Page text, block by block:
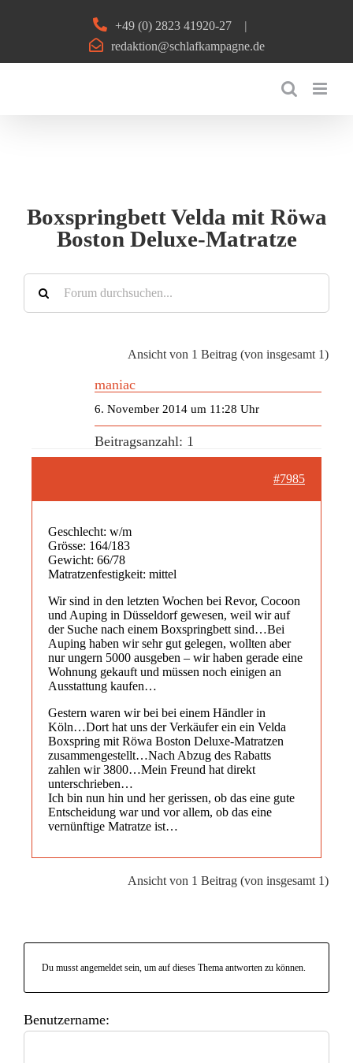
+49 (0) 2823 41920-27
|
redaktion@schlafkampagne.de
Boxspringbett Velda mit Röwa
Boston Deluxe-Matratze
Ansicht von 1 Beitrag (von insgesamt 1)
maniac
6. November 2014 um 11:28 Uhr
Beitragsanzahl: 1
#7985
Geschlecht: w/m
Grösse: 164/183
Gewicht: 66/78
Matratzenfestigkeit: mittel
Wir sind in den letzten Wochen bei Revor, Cocoon
und Auping in Düsseldorf gewesen, weil wir auf
der Suche nach einem Boxspringbett sind…Bei
Auping haben wir sehr gut gelegen, wollten aber
nur ungern 5000 ausgeben – wir haben gerade eine
Wohnung gekauft und müssen noch einigen an
Ausstattung kaufen…
Gestern waren wir bei bei einem Händler in
Köln…Dort hat uns der Verkäufer ein ein Velda
Boxspring mit Röwa Boston Deluxe-Matratzen
zusammengestellt…Nach Abzug des Rabatts
zahlen wir 3800…Mein Freund hat direkt
unterschrieben…
Ich bin nun hin und her gerissen, ob das eine gute
Entscheidung war und vor allem, ob das eine
vernünftige Matratze ist…
Ansicht von 1 Beitrag (von insgesamt 1)
Du musst angemeldet sein, um auf dieses Thema antworten zu können.
Benutzername: